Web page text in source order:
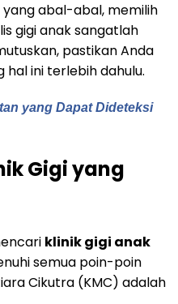
abal-abal, memilih
gigi anak sangatlah
pastikan Anda
ini terlebih dahulu.
yang Dapat Dideteksi
Gigi yang
klinik gigi anak
semua poin-poin
Cikutra (KMC) adalah